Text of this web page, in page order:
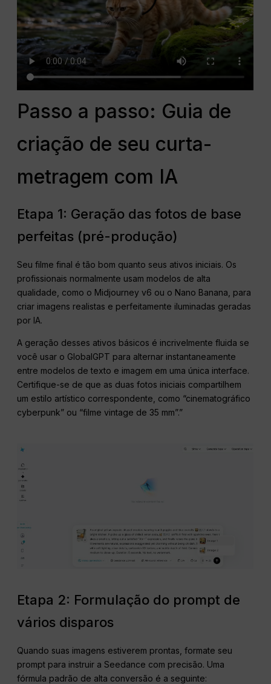
Passo a passo: Guia de
criação de seu curta-
metragem com IA
Etapa 1: Geração das fotos de base
perfeitas (pré-produção)
Seu filme final é tão bom quanto seus ativos iniciais. Os
profissionais normalmente usam modelos de alta
qualidade, como o Midjourney v6 ou o Nano Banana, para
criar imagens realistas e perfeitamente iluminadas geradas
por IA.
A geração desses ativos básicos é incrivelmente fluida se
você usar o GlobalGPT para alternar instantaneamente
entre modelos de texto e imagem em uma única interface.
Certifique-se de que as duas fotos iniciais compartilhem
um estilo artístico correspondente, como “cinematográfico
cyberpunk” ou “filme vintage de 35 mm”.”
Etapa 2: Formulação do prompt de
vários disparos
Quando suas imagens estiverem prontas, formate seu
prompt para instruir a Seedance com precisão. Uma
fórmula padrão de alta conversão é a seguinte: